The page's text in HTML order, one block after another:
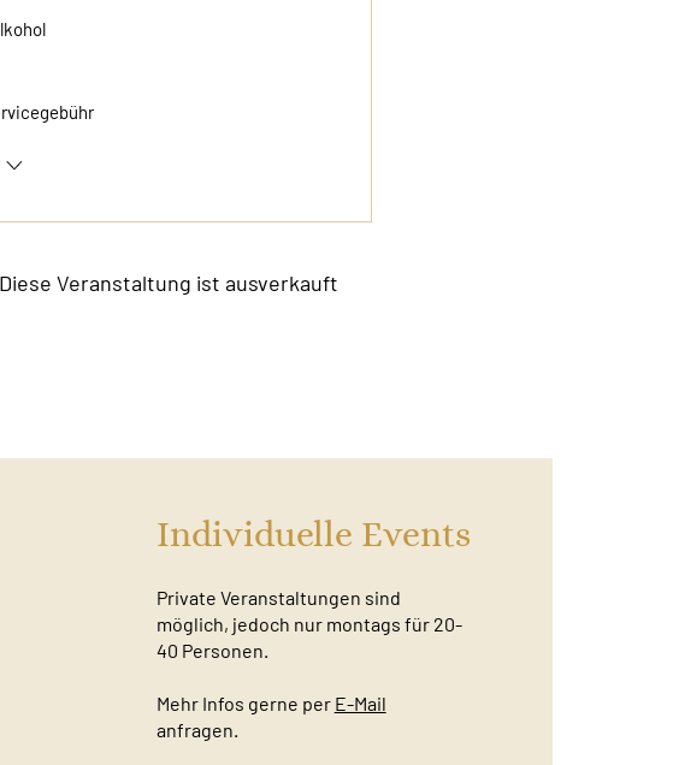
Diese Veranstaltung ist ausverkauft
Individuelle Events
Private Veranstaltungen sind
möglich, jedoch nur montags für 20-
40 Personen.
Mehr Infos gerne per E-Mail
anfragen.